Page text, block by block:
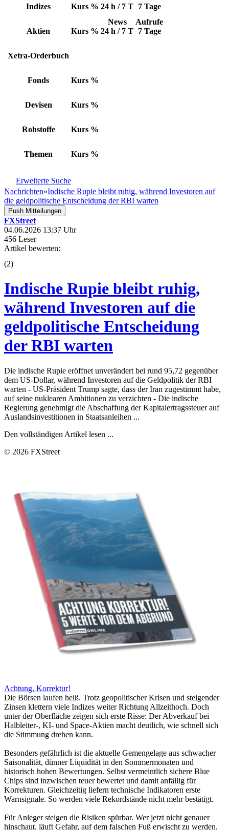
Indizes Kurs % 24 h / 7 T 7 Tage
Aktien Kurs %
News
24 h / 7 T
Aufrufe
7 Tage
Xetra-Orderbuch
Fonds Kurs %
Devisen Kurs %
Rohstoffe Kurs %
Themen Kurs %
Erweiterte Suche
Nachrichten»Indische Rupie bleibt ruhig, während Investoren auf
die geldpolitische Entscheidung der RBI warten
Push Mitteilungen
FXStreet
04.06.2026 13:37 Uhr
456 Leser
Artikel bewerten:
(2)
Indische Rupie bleibt ruhig,
während Investoren auf die
geldpolitische Entscheidung
der RBI warten
Die indische Rupie eröffnet unverändert bei rund 95,72 gegenüber
dem US-Dollar, während Investoren auf die Geldpolitik der RBI
warten - US-Präsident Trump sagte, dass der Iran zugestimmt habe,
auf seine nuklearen Ambitionen zu verzichten - Die indische
Regierung genehmigt die Abschaffung der Kapitalertragssteuer auf
Auslandsinvestitionen in Staatsanleihen ...
Den vollständigen Artikel lesen ...
© 2026 FXStreet
Achtung, Korrektur!
Die Börsen laufen heiß. Trotz geopolitischer Krisen und steigender
Zinsen klettern viele Indizes weiter Richtung Allzeithoch. Doch
unter der Oberfläche zeigen sich erste Risse: Der Abverkauf bei
Halbleiter-, KI- und Space-Aktien macht deutlich, wie schnell sich
die Stimmung drehen kann.
Besonders gefährlich ist die aktuelle Gemengelage aus schwacher
Saisonalität, dünner Liquidität in den Sommermonaten und
historisch hohen Bewertungen. Selbst vermeintlich sichere Blue
Chips sind inzwischen teuer bewertet und damit anfällig für
Korrekturen. Gleichzeitig liefern technische Indikatoren erste
Warnsignale. So werden viele Rekordstände nicht mehr bestätigt.
Für Anleger steigen die Risiken spürbar. Wer jetzt nicht genauer
hinschaut, läuft Gefahr, auf dem falschen Fuß erwischt zu werden.